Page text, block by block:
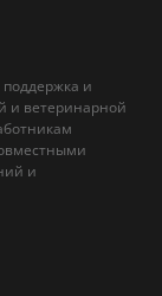
поддержка и
и ветеринарной
и